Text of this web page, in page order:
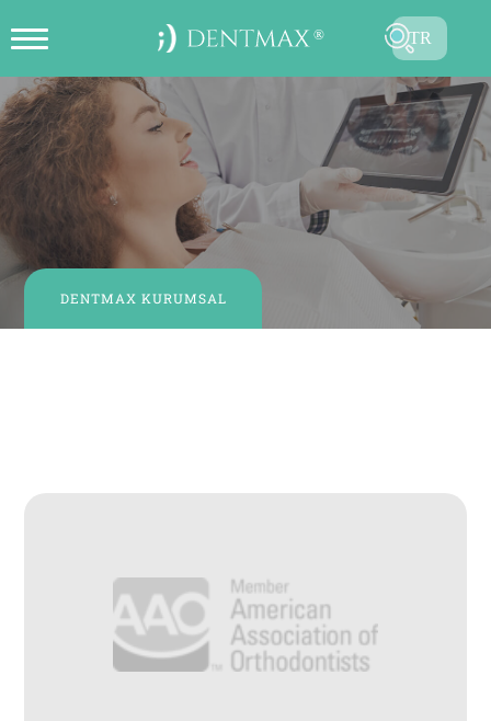
DENTMAX KURUMSAL
TR
EN
FR
DE
RU
AR
ONLINE RANDEVU OLUŞTUR